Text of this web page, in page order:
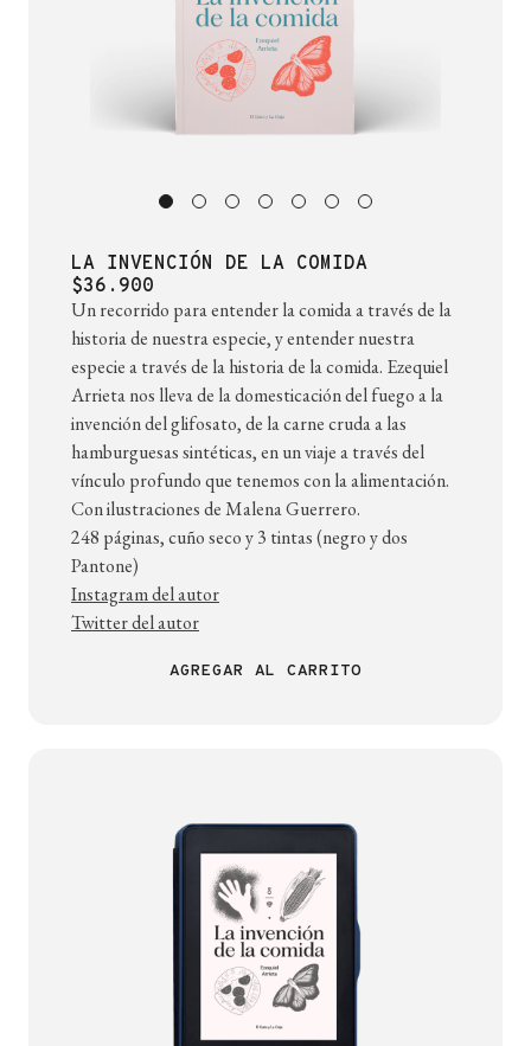
LA INVENCIÓN DE LA COMIDA
$36.900
Un recorrido para entender la comida a través de la
historia de nuestra especie, y entender nuestra
especie a través de la historia de la comida. Ezequiel
Arrieta nos lleva de la domesticación del fuego a la
invención del glifosato, de la carne cruda a las
hamburguesas sintéticas, en un viaje a través del
vínculo profundo que tenemos con la alimentación.
Con ilustraciones de Malena Guerrero.
248 páginas, cuño seco y 3 tintas (negro y dos
Pantone)
Instagram del autor
Twitter del autor
AGREGAR AL CARRITO